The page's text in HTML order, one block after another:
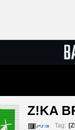
Z!KA
Tag: